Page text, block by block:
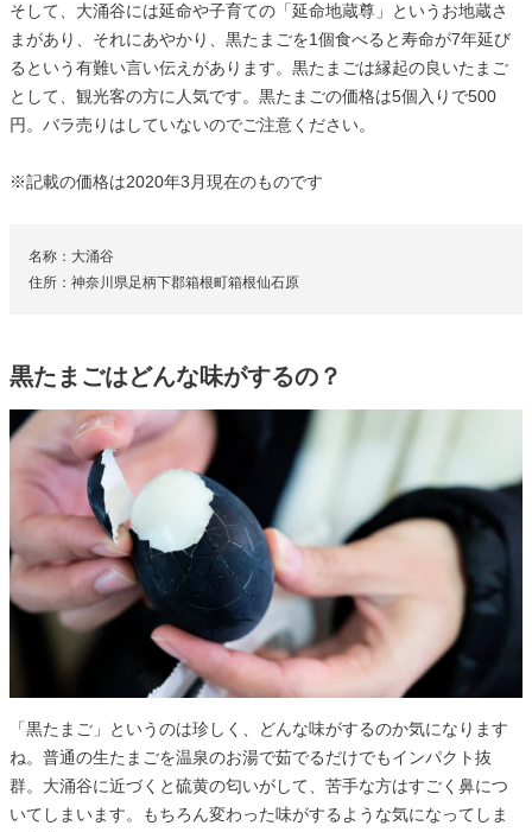
そして、大涌谷には延命や子育ての「延命地蔵尊」というお地蔵さ
まがあり、それにあやかり、黒たまごを1個食べると寿命が7年延び
るという有難い言い伝えがあります。黒たまごは縁起の良いたまご
として、観光客の方に人気です。黒たまごの価格は5個入りで500
円。バラ売りはしていないのでご注意ください。
※記載の価格は2020年3月現在のものです
名称：大涌谷
住所：神奈川県足柄下郡箱根町箱根仙石原
黒たまごはどんな味がするの？
「黒たまご」というのは珍しく、どんな味がするのか気になります
ね。普通の生たまごを温泉のお湯で茹でるだけでもインパクト抜
群。大涌谷に近づくと硫黄の匂いがして、苦手な方はすごく鼻につ
いてしまいます。もちろん変わった味がするような気になってしま